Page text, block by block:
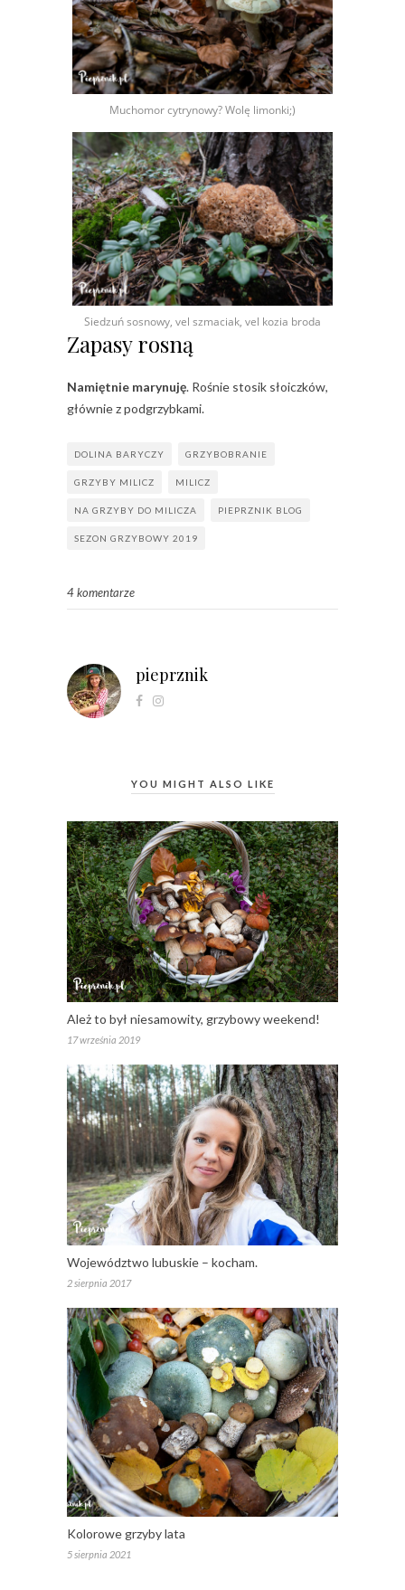
Muchomor cytrynowy? Wolę limonki;)
Siedzuń sosnowy, vel szmaciak, vel kozia broda
Zapasy rosną
Namiętnie marynuję. Rośnie stosik słoiczków,
głównie z podgrzybkami.
DOLINA BARYCZY GRZYBOBRANIE
GRZYBY MILICZ MILICZ
NA GRZYBY DO MILICZA PIEPRZNIK BLOG
SEZON GRZYBOWY 2019
4 komentarze
pieprznik
YOU MIGHT ALSO LIKE
Ależ to był niesamowity, grzybowy weekend!
17 września 2019
Województwo lubuskie – kocham.
2 sierpnia 2017
Kolorowe grzyby lata
5 sierpnia 2021